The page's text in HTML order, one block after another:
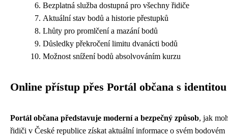
Bezplatná služba dostupná pro všechny řidiče
Aktuální stav bodů a historie přestupků
Lhůty pro promlčení a mazání bodů
Důsledky překročení limitu dvanácti bodů
Možnost snížení bodů absolvováním kurzu
Online přístup přes Portál občana s identitou
Portál občana představuje moderní a bezpečný způsob, jak
řidiči v České republice získat aktuální informace o svém bodovém